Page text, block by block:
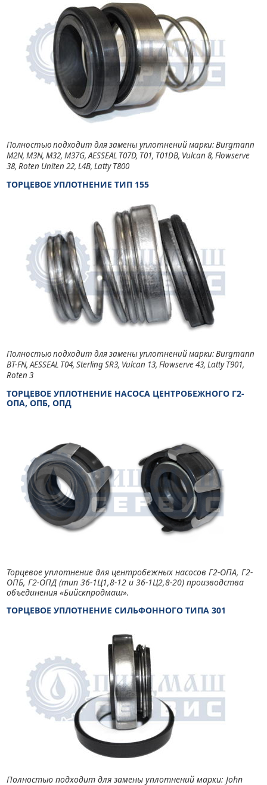
Полностью подходит для замены уплотнений марки: Burgmann
M2N, M3N, M32, M37G, AESSEAL T07D, T01, T01DB, Vulcan 8, Flowserve
38, Roten Uniten 22, L4B, Latty T800
ТОРЦЕВОЕ УПЛОТНЕНИЕ ТИП 155
Полностью подходит для замены уплотнений марки: Burgmann
BT-FN, AESSEAL T04, Sterling SR3, Vulcan 13, Flowserve 43, Latty T901,
Roten 3
ТОРЦЕВОЕ УПЛОТНЕНИЕ НАСОСА ЦЕНТРОБЕЖНОГО Г2-
ОПА, ОПБ, ОПД
Торцевое уплотнение для центробежных насосов Г2-ОПА, Г2-
ОПБ, Г2-ОПД (тип 36-1Ц1,8-12 и 36-1Ц2,8-20) производства
объединения «Бийскпродмаш».
ТОРЦЕВОЕ УПЛОТНЕНИЕ СИЛЬФОННОГО ТИПА 301
Полностью подходит для замены уплотнений марки: John